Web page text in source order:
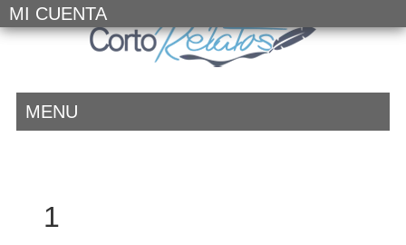
MI CUENTA
MENU
1